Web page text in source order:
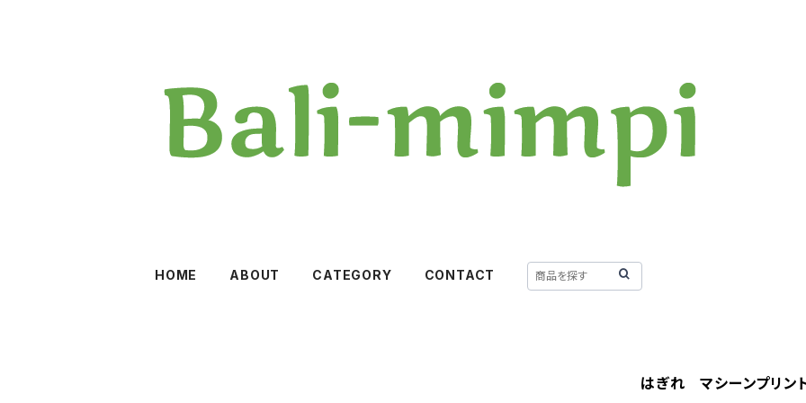
HOME ABOUT CATEGORY CONTACT
はぎれ マシーンプリン